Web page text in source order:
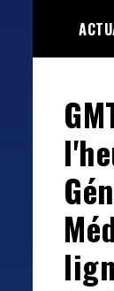
content